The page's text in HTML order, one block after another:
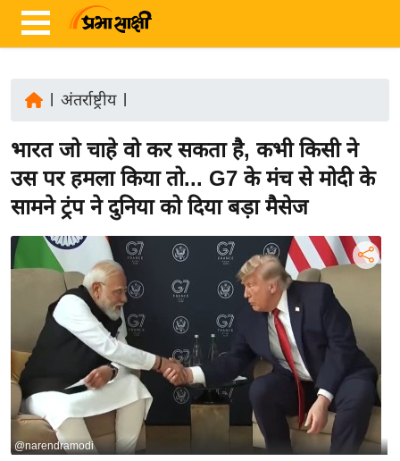
ज़ा
ख
र
त
र्रा
ष्ट्री
य
बि
अंतर्राष्ट्रीय|
भारत जो चाहे वो कर सकता है, कभी किसी ने
उस पर हमला किया तो... G7 के मंच से मोदी के
सामने ट्रंप ने दुनिया को दिया बड़ा मैसेज
@narendramodi